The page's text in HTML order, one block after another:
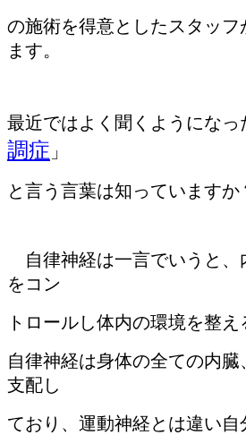
の施術を得意としたスタッフ
ます。
最近ではよく聞くようになっ
調症 」
と言う言葉は知っていますか
自律神経は一言でいうと、
をコン
トロールし体内の環境を整え
自律神経は身体の全ての内臓
支配し
ており、運動神経とは違い自